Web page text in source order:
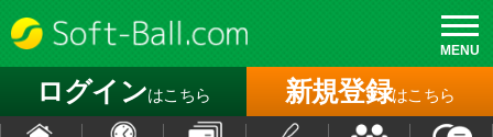
ログインはこちら 新規登録はこちら
MENU